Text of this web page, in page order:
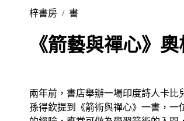
梓書房 / 書
《箭藝與禪心》
兩年前，書店舉辦一場印度詩人卡比
孫得欽提到《箭術與禪心》一書，一